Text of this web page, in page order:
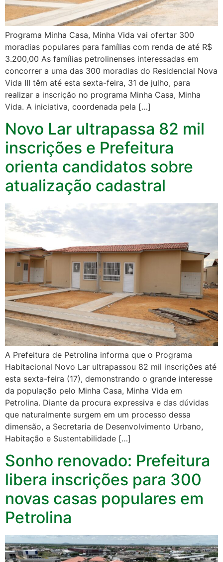
Programa Minha Casa, Minha Vida vai ofertar 300
moradias populares para famílias com renda de até R$
3.200,00 As famílias petrolinenses interessadas em
concorrer a uma das 300 moradias do Residencial Nova
Vida III têm até esta sexta-feira, 31 de julho, para
realizar a inscrição no programa Minha Casa, Minha
Vida. A iniciativa, coordenada pela […]
Novo Lar ultrapassa 82 mil
inscrições e Prefeitura
orienta candidatos sobre
atualização cadastral
A Prefeitura de Petrolina informa que o Programa
Habitacional Novo Lar ultrapassou 82 mil inscrições até
esta sexta-feira (17), demonstrando o grande interesse
da população pelo Minha Casa, Minha Vida em
Petrolina. Diante da procura expressiva e das dúvidas
que naturalmente surgem em um processo dessa
dimensão, a Secretaria de Desenvolvimento Urbano,
Habitação e Sustentabilidade […]
Sonho renovado: Prefeitura
libera inscrições para 300
novas casas populares em
Petrolina